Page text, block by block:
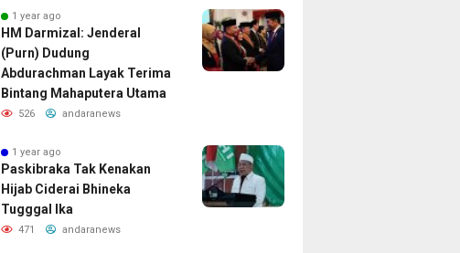
1 year ago
HM Darmizal: Jenderal
(Purn) Dudung
Abdurachman Layak Terima
Bintang Mahaputera Utama
526 andaranews
1 year ago
Paskibraka Tak Kenakan
Hijab Ciderai Bhineka
Tugggal Ika
471 andaranews